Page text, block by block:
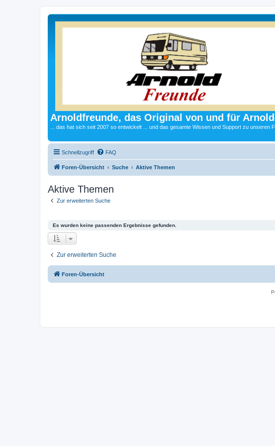
Arnoldfreunde, das Original von und für
... das hat sich seit 2007 so entwickelt ... und das gesamte Wissen und Support zu unseren
Schnellzugriff FAQ
Foren-Übersicht Suche Aktive Themen
Aktive Themen
Zur erweiterten Suche
Es wurden keine passenden Ergebnisse gefunden.
Zur erweiterten Suche
Foren-Übersicht